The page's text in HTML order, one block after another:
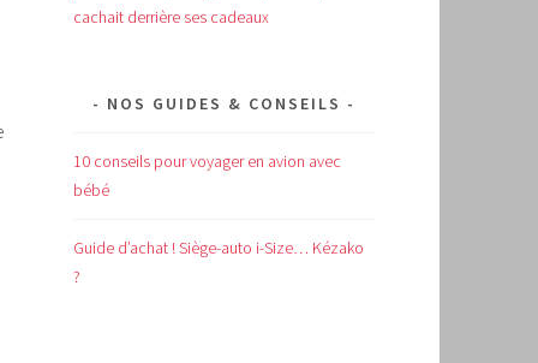
cachait derrière ses cadeaux
NOS GUIDES & CONSEILS
10 conseils pour voyager en avion avec
bébé
Guide d’achat ! Siège-auto i-Size… Kézako
?